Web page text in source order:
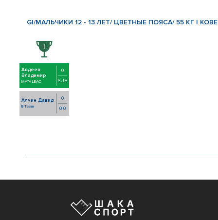
GI/МАЛЬЧИКИ 12 - 13 ЛЕТ/ ЦВЕТНЫЕ ПОЯСА/ 55 КГ |
Авдеев
Владимир
MATA LEAO
0
SUB
Алчин Давид
B-Team
0
0 0